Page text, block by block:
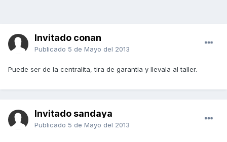
Invitado conan
Publicado 5 de Mayo del 2013
Puede ser de la centralita, tira de garantia y llevala al taller.
Invitado sandaya
Publicado 5 de Mayo del 2013